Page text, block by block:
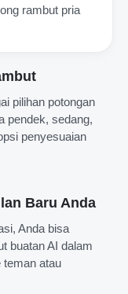
rambut pria
pilihan potongan
pendek, sedang,
penyesuaian
Baru Anda
Anda bisa
buatan AI dalam
teman atau